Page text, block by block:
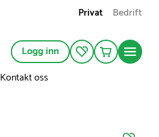
Privat Bedrift
Logg inn
Kontakt oss